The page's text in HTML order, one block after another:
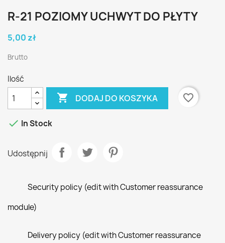
R-21 POZIOMY UCHWYT DO PŁYTY
5,00 zł
Brutto
Ilość
 DODAJ DO KOSZYKA favorite_border
 In Stock
Udostępnij
Security policy (edit with Customer reassurance
module)
Delivery policy (edit with Customer reassurance